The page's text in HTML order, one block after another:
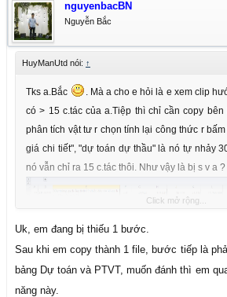
nguyenbacBN
Nguyễn Bắc
HuyManUtd nói: ↑
Tks a.Bắc
. Mà a cho e hỏi là e xem clip
có > 15 c.tác của a.Tiệp thì chỉ cần copy
phân tích vật tư r chọn tính lại công thức r
giá chi tiết", "dự toán dự thầu" là nó tự nhảy
nó vẫn chỉ ra 15 c.tác thôi. Như vậy là bị s v a ?
Click mở rộng...
Uk, em đang bị thiếu 1 bước.
Sau khi em copy thành 1 file, bước tiếp là
bảng Dự toán và PTVT, muốn đánh thì em
năng này.